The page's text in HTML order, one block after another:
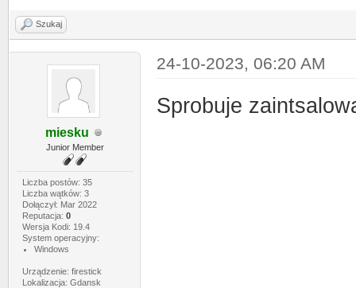
Szukaj
miesku
Junior Member
Liczba postów: 35
Liczba wątków: 3
Dołączył: Mar 2022
Reputacja: 0
Wersja Kodi: 19.4
System operacyjny:
Windows
Urządzenie: firestick
Lokalizacja: Gdansk
24-10-2023, 06:20 AM
Sprobuje